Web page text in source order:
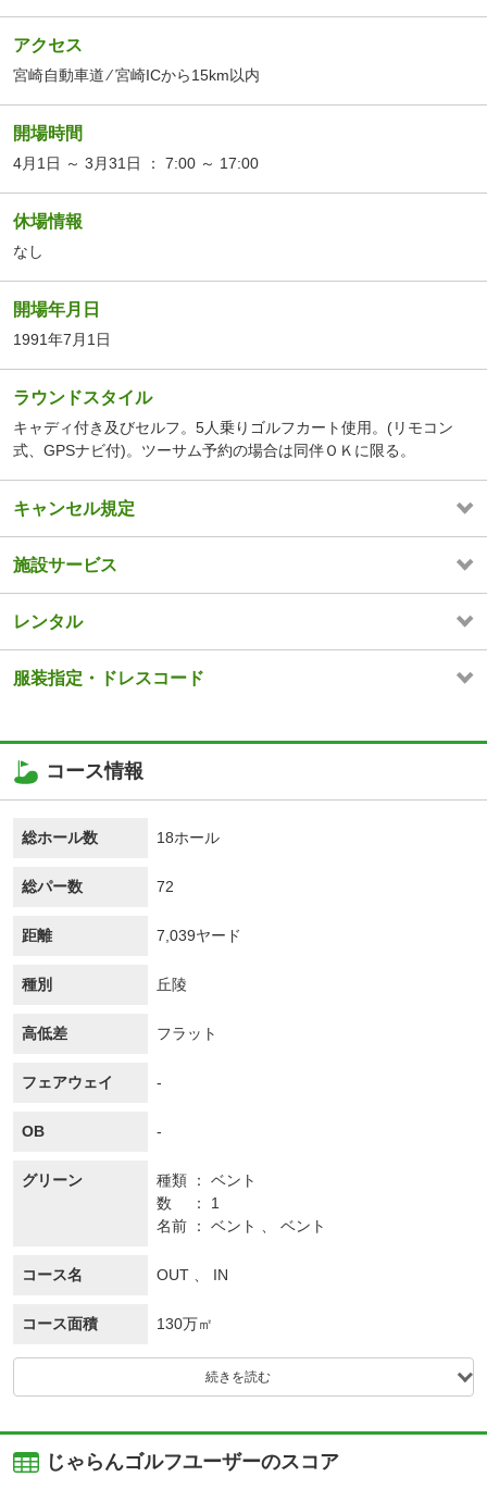
アクセス
宮崎自動車道 ⁄ 宮崎ICから15km以内
開場時間
4月1日 ～ 3月31日 ： 7:00 ～ 17:00
休場情報
なし
開場年月日
1991年7月1日
ラウンドスタイル
キャディ付き及びセルフ。5人乗りゴルフカート使用。(リモコン
式、GPSナビ付)。ツーサム予約の場合は同伴ＯＫに限る。
キャンセル規定
施設サービス
レンタル
服装指定・ドレスコード
コース情報
総ホール数 18ホール
総パー数 72
距離 7,039ヤード
種別 丘陵
高低差 フラット
フェアウェイ -
OB -
グリーン 種類
ベント
数
1
名前
ベント 、 ベント
コース名 OUT 、 IN
コース面積 130万㎡
続きを読む
じゃらんゴルフユーザーのスコア